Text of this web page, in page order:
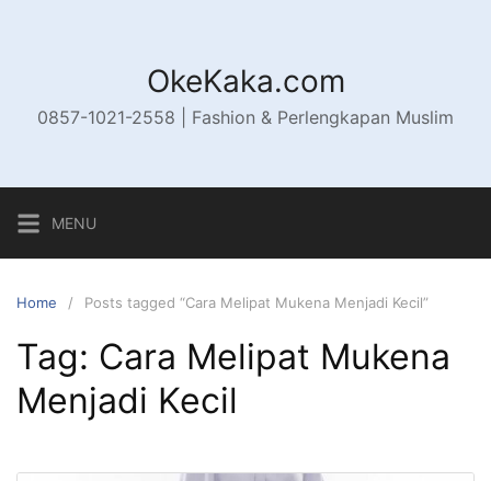
OkeKaka.com
0857-1021-2558 | Fashion & Perlengkapan Muslim
MENU
Home Posts tagged “Cara Melipat Mukena Menjadi Kecil”
Tag: Cara Melipat Mukena
Menjadi Kecil